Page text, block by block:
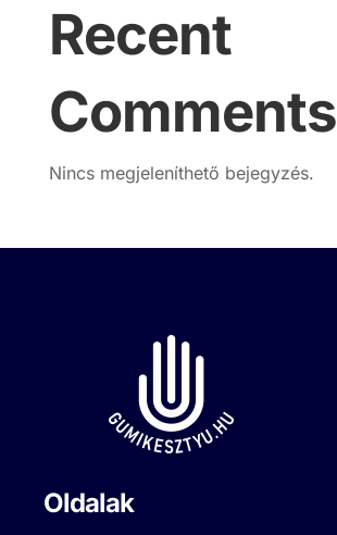
Recent
Comments
Nincs megjeleníthető bejegyzés.
Oldalak